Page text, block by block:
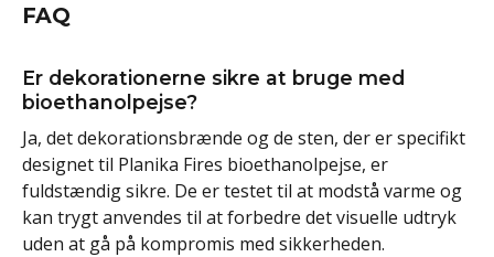
FAQ
Er dekorationerne sikre at bruge med
bioethanolpejse?
Ja, det dekorationsbrænde og de sten, der er specifikt
designet til Planika Fires bioethanolpejse, er
fuldstændig sikre. De er testet til at modstå varme og
kan trygt anvendes til at forbedre det visuelle udtryk
uden at gå på kompromis med sikkerheden.